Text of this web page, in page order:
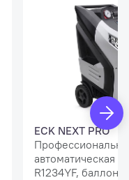
ECK NEXT PRO
автоматическая
R1234YF, баллон